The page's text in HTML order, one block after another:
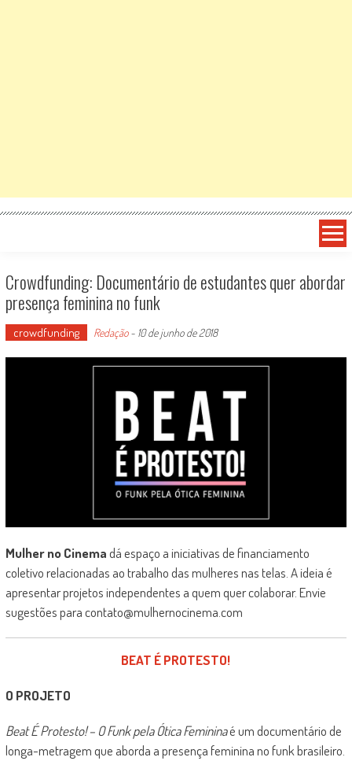
Crowdfunding: Documentário de estudantes quer abordar
presença feminina no funk
crowdfunding Redação- 10 de junho de 2018
Mulher no Cinemadá espaço a iniciativas de financiamento
coletivo relacionadas ao trabalho das mulheres nas telas. A ideia é
apresentar projetos independentes a quem quer colaborar. Envie
sugestões para contato@mulhernocinema.com
BEAT É PROTESTO!
O PROJETO
Beat É Protesto! – O Funk pela Ótica Femininaé um documentário de
longa-metragem que aborda a presença feminina no funk brasileiro.